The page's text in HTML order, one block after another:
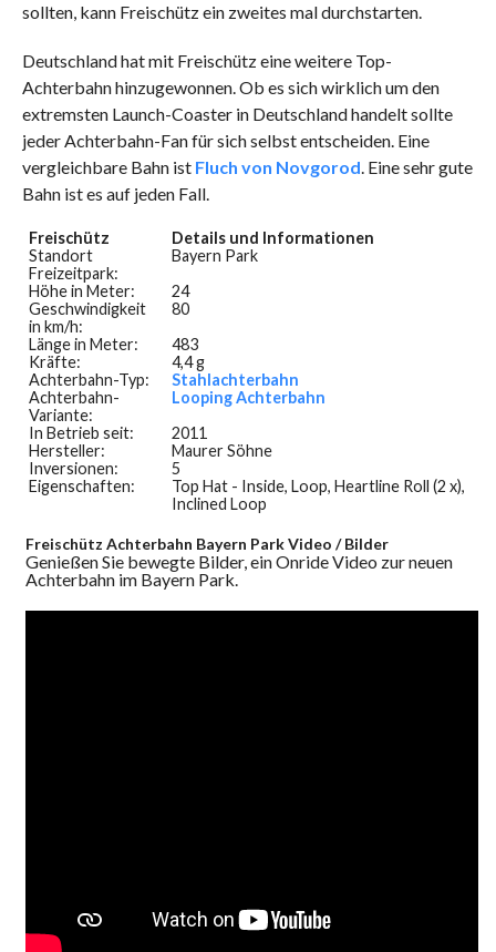
sollten, kann Freischütz ein zweites mal durchstarten.
Deutschland hat mit Freischütz eine weitere Top-
Achterbahn hinzugewonnen. Ob es sich wirklich um den
extremsten Launch-Coaster in Deutschland handelt sollte
jeder Achterbahn-Fan für sich selbst entscheiden. Eine
vergleichbare Bahn ist Fluch von Novgorod. Eine sehr gute
Bahn ist es auf jeden Fall.
Freischütz
Details und Informationen
Standort
Freizeitpark:
Bayern Park
Höhe in Meter:
24
Geschwindigkeit
in km/h:
80
Länge in Meter:
483
Kräfte:
4,4 g
Achterbahn-Typ:
Stahlachterbahn
Achterbahn-
Variante:
Looping Achterbahn
In Betrieb seit:
2011
Hersteller:
Maurer Söhne
Inversionen:
5
Eigenschaften:
Top Hat - Inside, Loop, Heartline Roll (2 x),
Inclined Loop
Freischütz Achterbahn Bayern Park Video / Bilder
Genießen Sie bewegte Bilder, ein Onride Video zur neuen
Achterbahn im Bayern Park.